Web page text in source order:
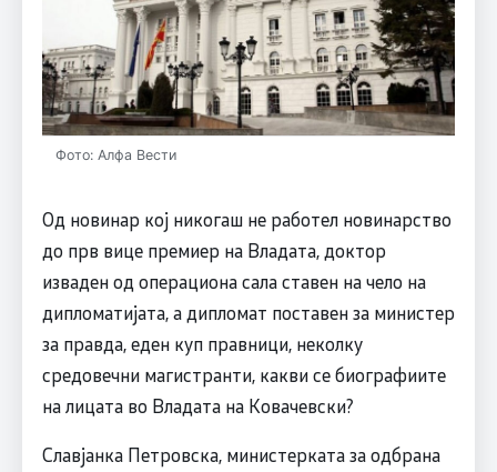
Фото: Алфа Вести
Од новинар кој никогаш не работел новинарство
до прв вице премиер на Владата, доктор
изваден од операциона сала ставен на чело на
дипломатијата, а дипломат поставен за министер
за правда, еден куп правници, неколку
средовечни магистранти, какви се биографиите
на лицата во Владата на Ковачевски?
Славјанка Петровска, министерката за одбрана